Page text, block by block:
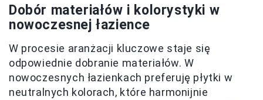
Dobór materiałów i kolorystyki w
nowoczesnej łazience
W procesie aranżacji kluczowe staje się
odpowiednie dobranie materiałów. W
nowoczesnych łazienkach preferuję płytki w
neutralnych kolorach, które harmonijnie